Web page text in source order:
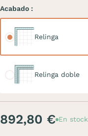
Acabado :
Relinga
Relinga doble
892,80 € En stock